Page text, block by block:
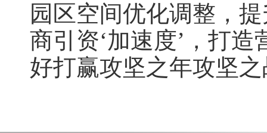
园区空间优化调整，
商引资‘加速度’，打造
好打赢攻坚之年攻坚